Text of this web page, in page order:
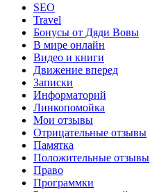
SEO
Travel
Бонусы от Дяди Вовы
В мире онлайн
Видео и книги
Движение вперед
Записки
Информаторий
Линкопомойка
Мои отзывы
Отрицательные отзывы
Памятка
Положительные отзывы
Право
Программки